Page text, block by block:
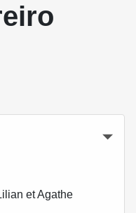
et Agathe